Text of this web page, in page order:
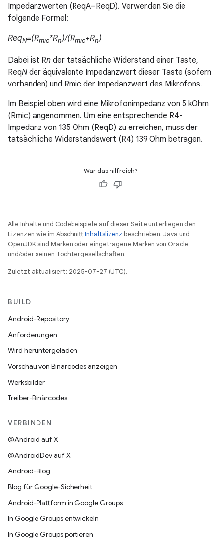
Impedanzwerten (ReqA–ReqD). Verwenden Sie die
folgende Formel:
ReqN=(Rmic*Rn)/(Rmic+Rn)
Dabei ist Rn der tatsächliche Widerstand einer Taste,
ReqN der äquivalente Impedanzwert dieser Taste (sofern
vorhanden) und Rmic der Impedanzwert des Mikrofons.
Im Beispiel oben wird eine Mikrofonimpedanz von 5 kOhm
(Rmic) angenommen. Um eine entsprechende R4-
Impedanz von 135 Ohm (ReqD) zu erreichen, muss der
tatsächliche Widerstandswert (R4) 139 Ohm betragen.
War das hilfreich?
Alle Inhalte und Codebeispiele auf dieser Seite unterliegen den
Lizenzen wie im AbschnittInhaltslizenz beschrieben. Java und
OpenJDK sind Marken oder eingetragene Marken von Oracle
und/oder seinen Tochtergesellschaften.
Zuletzt aktualisiert: 2025-07-27 (UTC).
BUILD
Android-Repository
Anforderungen
Wird heruntergeladen
Vorschau von Binärcodes anzeigen
Werksbilder
Treiber-Binärcodes
VERBINDEN
@Android auf X
@AndroidDev auf X
Android-Blog
Blog für Google-Sicherheit
Android-Plattform in Google Groups
In Google Groups entwickeln
In Google Groups portieren